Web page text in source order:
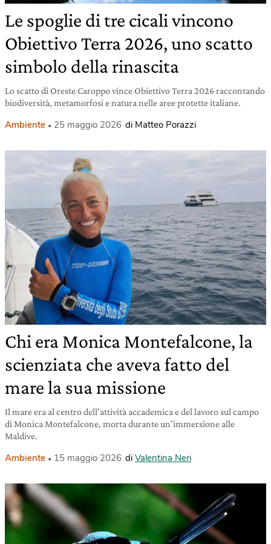
Le spoglie di tre cicali vincono
Obiettivo Terra 2026, uno scatto
simbolo della rinascita
Lo scatto di Oreste Caroppo vince Obiettivo Terra 2026 raccontando
biodiversità, metamorfosi e natura nelle aree protette italiane.
Ambiente 25 maggio 2026 di Matteo Porazzi
Chi era Monica Montefalcone, la
scienziata che aveva fatto del
mare la sua missione
Il mare era al centro dell’attività accademica e del lavoro sul campo
di Monica Montefalcone, morta durante un’immersione alle
Maldive.
Ambiente 15 maggio 2026 di Valentina Neri